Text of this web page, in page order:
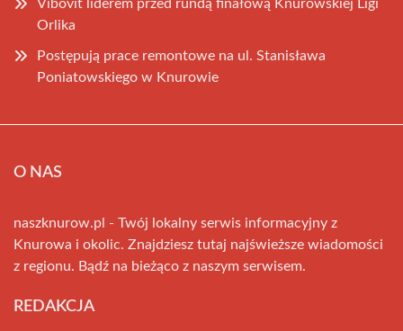
Vibovit liderem przed rundą finałową Knurowskiej Ligi
Orlika
Postępują prace remontowe na ul. Stanisława
Poniatowskiego w Knurowie
O NAS
naszknurow.pl - Twój lokalny serwis informacyjny z
Knurowa i okolic. Znajdziesz tutaj najświeższe wiadomości
z regionu. Bądź na bieżąco z naszym serwisem.
REDAKCJA